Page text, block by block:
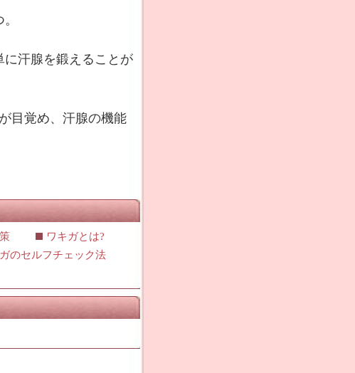
に汗腺を鍛えることが
目覚め、汗腺の機能
ワキガとは?
のセルフチェック法